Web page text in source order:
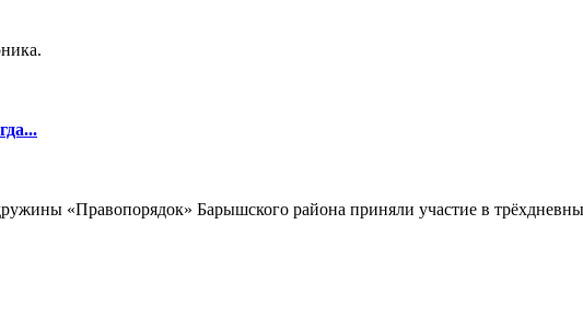
«Правопорядок» Барышского района приняли участие в